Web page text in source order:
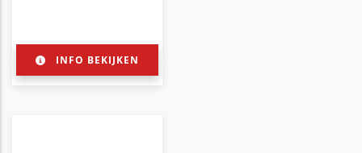
INFO BEKIJKEN